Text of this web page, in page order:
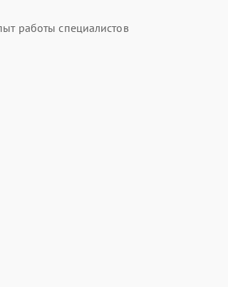
работы специалистов